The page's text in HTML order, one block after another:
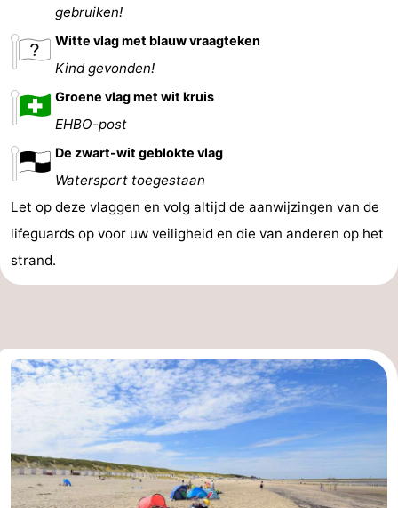
gebruiken!
Witte vlag met blauw vraagteken
Kind gevonden!
Groene vlag met wit kruis
EHBO-post
De zwart-wit geblokte vlag
Watersport toegestaan
Let op deze vlaggen en volg altijd de aanwijzingen van de
lifeguards op voor uw veiligheid en die van anderen op het
strand.